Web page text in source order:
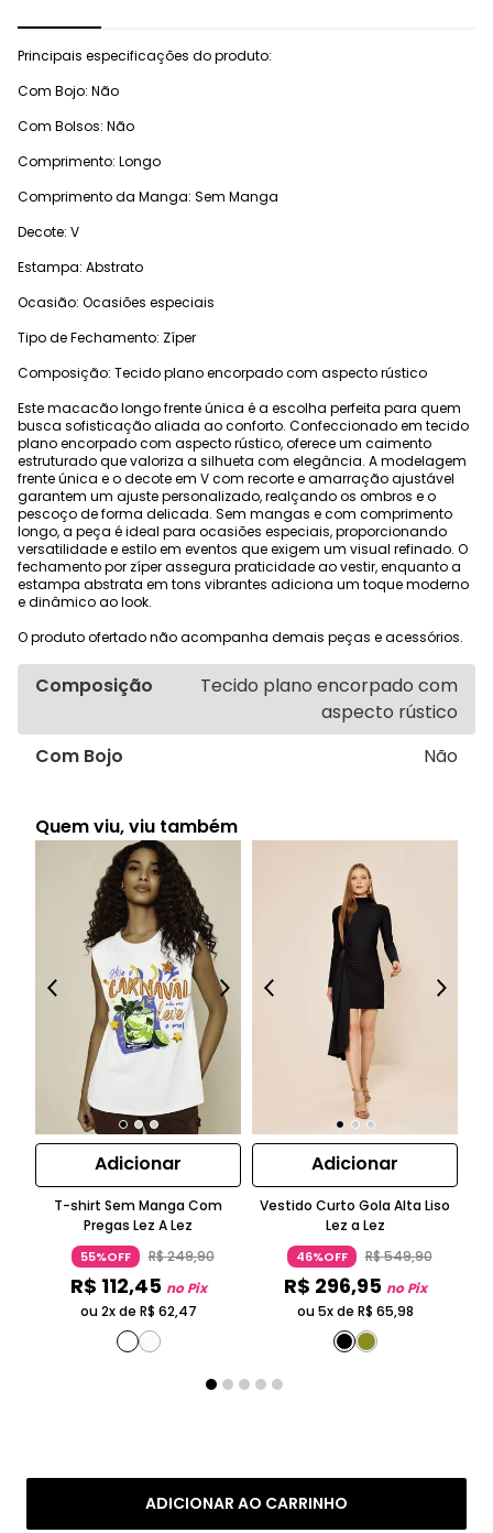
ADICIONAR AO CARRINHO
Principais especificações do produto:
Com Bojo: Não
Com Bolsos: Não
Comprimento: Longo
Comprimento da Manga: Sem Manga
Decote: V
Estampa: Abstrato
Ocasião: Ocasiões especiais
Tipo de Fechamento: Zíper
Composição: Tecido plano encorpado com aspecto rústico
Este macacão longo frente única é a escolha perfeita para quem
busca sofisticação aliada ao conforto. Confeccionado em tecido
plano encorpado com aspecto rústico, oferece um caimento
estruturado que valoriza a silhueta com elegância. A modelagem
frente única e o decote em V com recorte e amarração ajustável
garantem um ajuste personalizado, realçando os ombros e o
pescoço de forma delicada. Sem mangas e com comprimento
longo, a peça é ideal para ocasiões especiais, proporcionando
versatilidade e estilo em eventos que exigem um visual refinado. O
fechamento por zíper assegura praticidade ao vestir, enquanto a
estampa abstrata em tons vibrantes adiciona um toque moderno
e dinâmico ao look.
O produto ofertado não acompanha demais peças e acessórios.
Composição
Tecido plano encorpado com
aspecto rústico
Com Bojo
Não
Quem viu, viu também
Adicionar
T-shirt Sem Manga Com
Pregas Lez A Lez
55%OFF R$249,90
R$ 112,45 no Pix
ou 2x de R$ 62,47
Adicionar
Vestido Curto Gola Alta Liso
Lez a Lez
46%OFF R$549,90
R$ 296,95 no Pix
ou 5x de R$ 65,98